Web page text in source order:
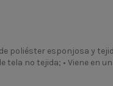
poliéster esponjosa y
no tejida; • Viene en